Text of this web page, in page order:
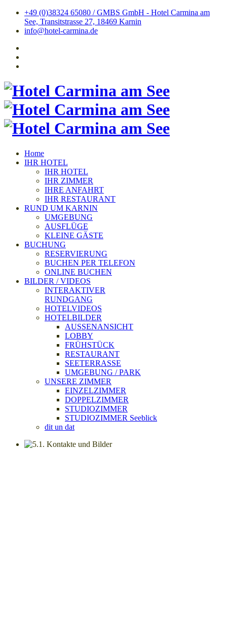
+49 (0)38324 65080 / GMBS GmbH - Hotel Carmina am
See, Transitstrasse 27, 18469 Karnin
info@hotel-carmina.de
Home
IHR HOTEL
IHR HOTEL
IHR ZIMMER
IHRE ANFAHRT
IHR RESTAURANT
RUND UM KARNIN
UMGEBUNG
AUSFLÜGE
KLEINE GÄSTE
BUCHUNG
RESERVIERUNG
BUCHEN PER TELEFON
ONLINE BUCHEN
BILDER / VIDEOS
INTERAKTIVER
RUNDGANG
HOTELVIDEOS
HOTELBILDER
AUSSENANSICHT
LOBBY
FRÜHSTÜCK
RESTAURANT
SEETERRASSE
UMGEBUNG / PARK
UNSERE ZIMMER
EINZELZIMMER
DOPPELZIMMER
STUDIOZIMMER
STUDIOZIMMER Seeblick
dit un dat